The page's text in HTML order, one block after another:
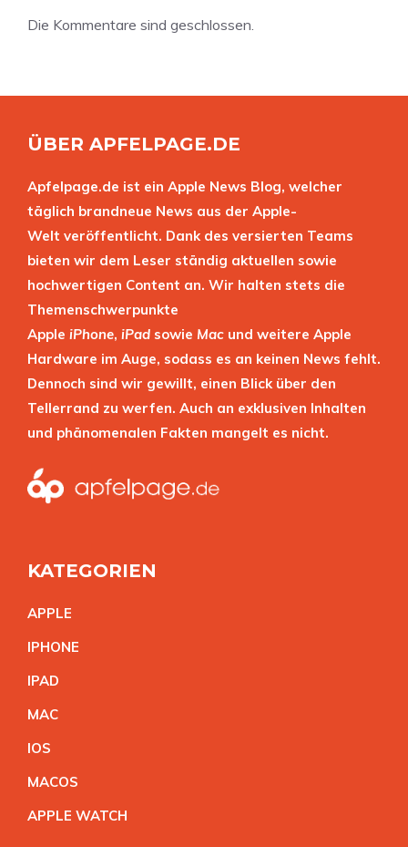
Die Kommentare sind geschlossen.
ÜBER APFELPAGE.DE
Apfelpage.de ist ein Apple News Blog, welcher
täglich brandneue News aus der Apple-
Welt veröffentlicht. Dank des versierten Teams
bieten wir dem Leser ständig aktuellen sowie
hochwertigen Content an. Wir halten stets die
Themenschwerpunkte
Apple iPhone, iPad sowie Mac und weitere Apple
Hardware im Auge, sodass es an keinen News fehlt.
Dennoch sind wir gewillt, einen Blick über den
Tellerrand zu werfen. Auch an exklusiven Inhalten
und phänomenalen Fakten mangelt es nicht.
KATEGORIEN
APPLE
IPHONE
IPAD
MAC
IOS
MACOS
APPLE WATCH